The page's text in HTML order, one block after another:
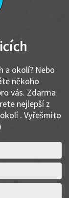
a okolí? Nebo
někoho
vás. Zdarma
nejlepší z
. Vyřešmito